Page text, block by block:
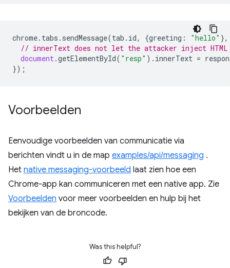
chrome. tabs . sendMessage(tab . id, {greeting : "hello" },
// innerText does not let the attacker inject HTML
document.getElementById( "resp" ). innerText =
});
Voorbeelden
Eenvoudige voorbeelden van communicatie via
berichten vindt u in de map examples/api/messaging .
Het native messaging-voorbeeld laat zien hoe een
Chrome-app kan communiceren met een native app. Zie
Voorbeelden voor meer voorbeelden en hulp bij het
bekijken van de broncode.
Was this helpful?